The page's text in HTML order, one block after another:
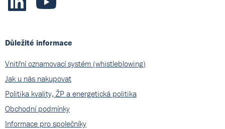
Důležité informace
Vnitřní oznamovací systém (whistleblowing)
Jak u nás nakupovat
Politika kvality, ŽP a energetická politika
Obchodní podmínky
Informace pro společníky